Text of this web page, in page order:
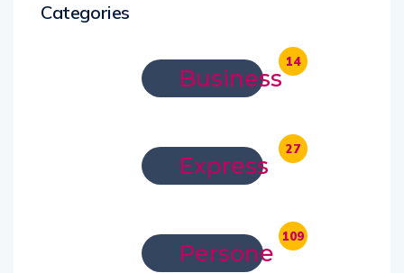
Categories
Business
14
Express
27
Persone
109